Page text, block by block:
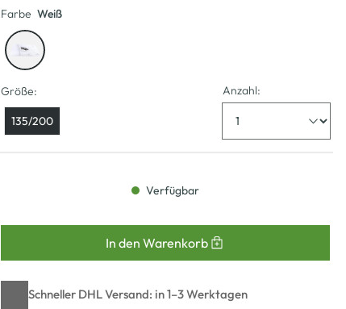
Farbe Weiß
Größe:
135/200
Anzahl:
Verfügbar
In den Warenkorb
Schneller DHL Versand: in 1–3 Werktagen